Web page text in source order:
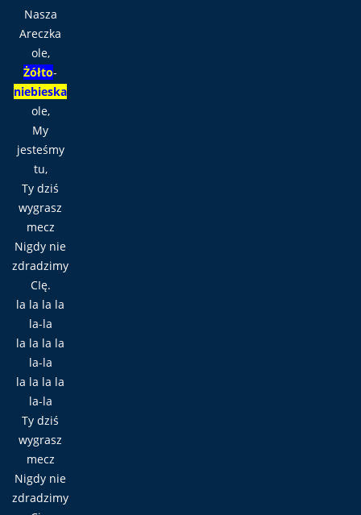
Nasza
Areczka
ole,
Żółto-
niebieska
ole,
My
jesteśmy
tu,
Ty dziś
wygrasz
mecz
Nigdy nie
zdradzimy
CIę.
la la la la
la-la
la la la la
la-la
la la la la
la-la
Ty dziś
wygrasz
mecz
Nigdy nie
zdradzimy